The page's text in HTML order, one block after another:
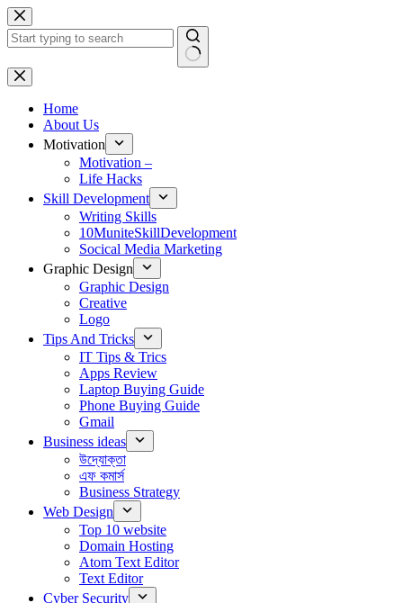
Skip
to
content
No
results
Home
About Us
Motivation
Motivation –
Life Hacks
Skill Development
Writing Skills
10MuniteSkillDevelopment
Socical Media Marketing
Graphic Design
Graphic Design
Creative
Logo
Tips And Tricks
IT Tips & Trics
Apps Review
Laptop Buying Guide
Phone Buying Guide
Gmail
Business ideas
উদ্যোক্তা
এফ কমার্স
Business Strategy
Web Design
Top 10 website
Domain Hosting
Atom Text Editor
Text Editor
Cyber Security